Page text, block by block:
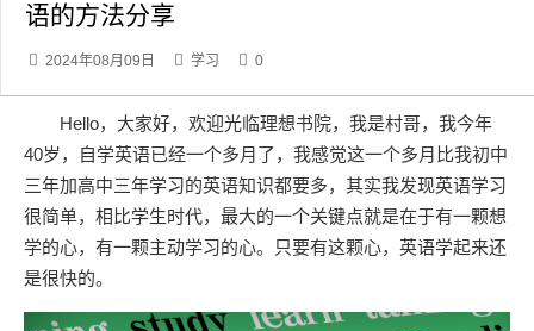
语的方法分享
2024年08月09日 学习 0
Hello，大家好，欢迎光临理想书院，我是村哥，我今年
40岁，自学英语已经一个多月了，我感觉这一个多月比我初中
三年加高中三年学习的英语知识都要多，其实我发现英语学习
很简单，相比学生时代，最大的一个关键点就是在于有一颗想
学的心，有一颗主动学习的心。只要有这颗心，英语学起来还
是很快的。